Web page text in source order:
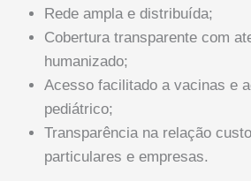
Rede ampla e distribuída;
Cobertura transparente com
humanizado;
Acesso facilitado a vacinas e
pediátrico;
Transparência na relação
particulares e empresas.